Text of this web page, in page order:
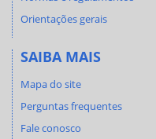
Orientações gerais
SAIBA MAIS
Mapa do site
Perguntas frequentes
Fale conosco